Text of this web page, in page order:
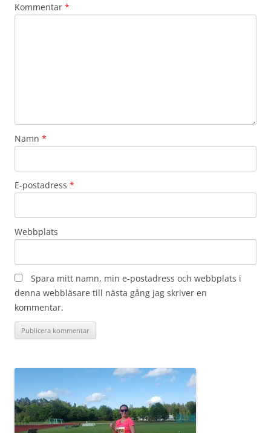
Kommentar *
Namn *
E-postadress *
Webbplats
Spara mitt namn, min e-postadress och webbplats i
denna webbläsare till nästa gång jag skriver en
kommentar.